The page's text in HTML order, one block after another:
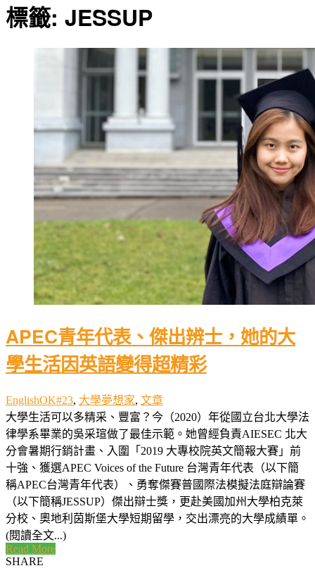
標籤: JESSUP
APEC青年代表、傑出辨士，她的大
學生活因英語變得超精彩
EnglishOK#23, 大學夢想家, 文章
大學生活可以多精采、豐富？今（2020）年從國立台北大學法
律學系畢業的吳采瑄做了最佳示範。她曾經負責AIESEC 北大
分會暑期行銷計畫、入圍「2019 大專校院英文簡報大賽」前
十強、獲選APEC Voices of the Future 台灣青年代表（以下簡
稱APEC台灣青年代表）、勇奪傑賽普國際法模擬法庭辯論賽
（以下簡稱JESSUP）傑出辯士獎，更赴美國加州大學柏克萊
分校、奧地利茵斯堡大學短期留學，交出漂亮的大學成績單。
(閱讀全文...)
Read More
SHARE